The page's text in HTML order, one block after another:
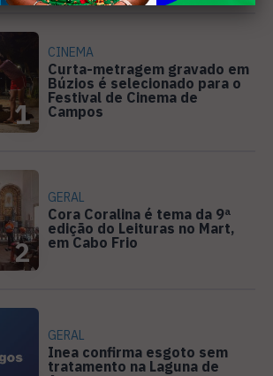
1
CINEMA
Curta-metragem gravado em
Búzios é selecionado para o
Festival de Cinema de
Campos
2
GERAL
Cora Coralina é tema da 9ª
edição do Leituras no Mart,
em Cabo Frio
GERAL
Inea confirma esgoto sem
tratamento na Laguna de